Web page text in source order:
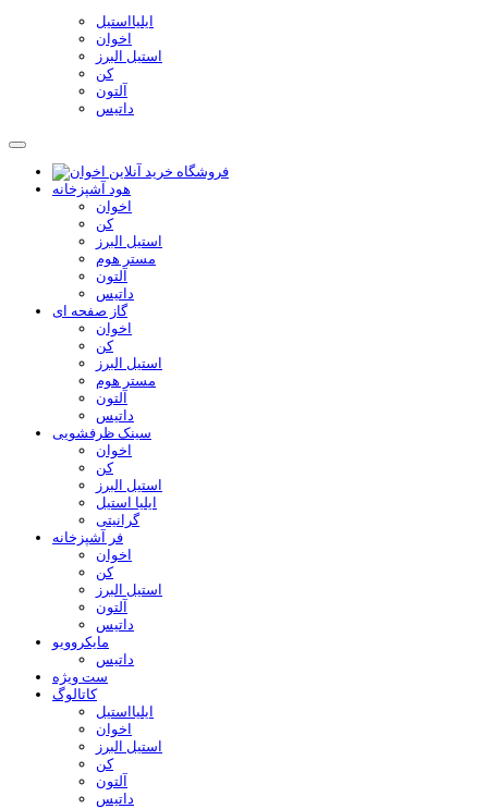
ایلیااستیل
اخوان
استیل البرز
کن
آلتون
داتیس
هود آشپزخانه
اخوان
کن
استیل البرز
مستر هوم
آلتون
داتیس
گاز صفحه ای
اخوان
کن
استیل البرز
مستر هوم
آلتون
داتیس
سینک ظرفشویی
اخوان
کن
استیل البرز
ایلیا استیل
گرانیتی
فر آشپزخانه
اخوان
کن
استیل البرز
آلتون
داتیس
مایکروویو
داتیس
ست ویژه
کاتالوگ
ایلیااستیل
اخوان
استیل البرز
کن
آلتون
داتیس